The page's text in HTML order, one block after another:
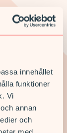
innehållet
funktioner
Vi
annan
och